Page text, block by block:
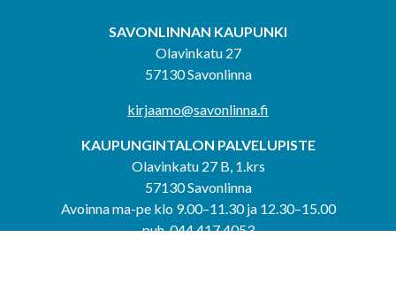
SAVONLINNAN KAUPUNKI
Olavinkatu 27
57130 Savonlinna
kirjaamo@savonlinna.fi
KAUPUNGINTALON PALVELUPISTE
Olavinkatu 27 B, 1.krs
57130 Savonlinna
Avoinna ma-pe klo 9.00–11.30 ja 12.30–15.00
puh. 044 417 4053